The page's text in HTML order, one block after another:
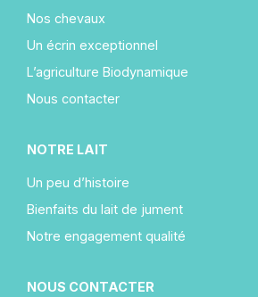
Nos chevaux
Un écrin exceptionnel
L’agriculture Biodynamique
Nous contacter
NOTRE LAIT
Un peu d’histoire
Bienfaits du lait de jument
Notre engagement qualité
NOUS CONTACTER